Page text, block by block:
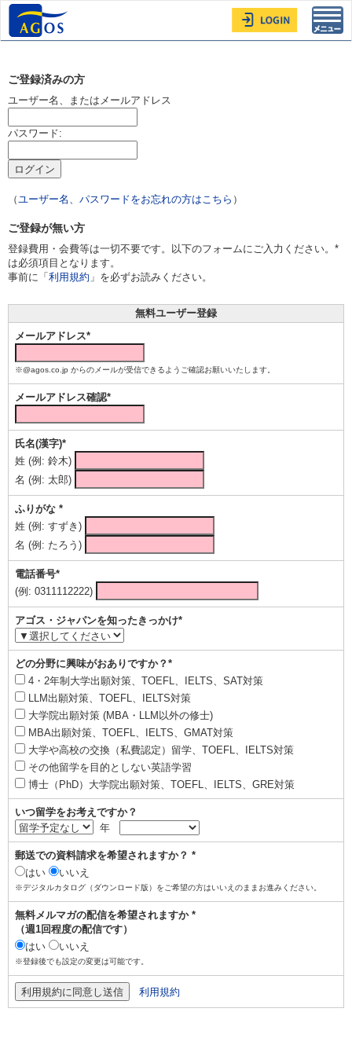
ご登録済みの方
ユーザー名、またはメールアドレス
パスワード:
（ユーザー名、パスワードをお忘れの方はこちら ）
ご登録が無い方
登録費用・会費等は一切不要です。以下のフォームにご入力ください。*
は必須項目となります。
事前に「 利用規約 」を必ずお読みください。
無料ユーザー登録
メールアドレス*
※@agos.co.jp からのメールが受信できるようご確認お願いいたします。
メールアドレス確認*
氏名(漢字)*
姓 (例: 鈴木)
名 (例: 太郎)
ふりがな *
姓 (例: すずき)
名 (例: たろう)
電話番号*
(例: 0311112222)
アゴス・ジャパンを知ったきっかけ*
どの分野に興味がおありですか？*
4・2年制大学出願対策、TOEFL、IELTS、SAT対策
LLM出願対策、TOEFL、IELTS対策
大学院出願対策 (MBA・LLM以外の修士)
MBA出願対策、TOEFL、IELTS、GMAT対策
大学や高校の交換（私費認定）留学、TOEFL、IELTS対策
その他留学を目的としない英語学習
博士（PhD）大学院出願対策、TOEFL、IELTS、GRE対策
いつ留学をお考えですか？
年
郵送での資料請求を希望されますか？ *
はい
いいえ
※デジタルカタログ（ダウンロード版）をご希望の方はいいえのままお進みください。
無料メルマガの配信を希望されますか *
（週1回程度の配信です）
はい
いいえ
※登録後でも設定の変更は可能です。
利用規約